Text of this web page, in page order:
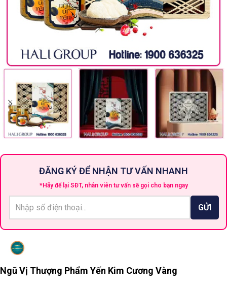
ĐĂNG KÝ ĐỂ NHẬN TƯ VẤN NHANH
*Hãy để lại SĐT, nhân viên tư vấn sẽ gọi cho bạn ngay
Ngũ Vị Thượng Phẩm Yến Kim Cương Vàng